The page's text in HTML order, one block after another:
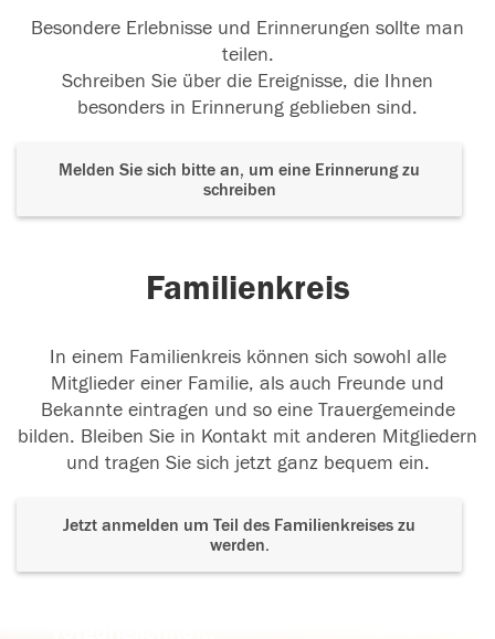
Besondere Erlebnisse und Erinnerungen sollte man
teilen.
Schreiben Sie über die Ereignisse, die Ihnen
besonders in Erinnerung geblieben sind.
Melden Sie sich bitte an, um eine Erinnerung zu
schreiben
Familienkreis
In einem Familienkreis können sich sowohl alle
Mitglieder einer Familie, als auch Freunde und
Bekannte eintragen und so eine Trauergemeinde
bilden. Bleiben Sie in Kontakt mit anderen Mitgliedern
und tragen Sie sich jetzt ganz bequem ein.
Jetzt anmelden um Teil des Familienkreises zu
werden.